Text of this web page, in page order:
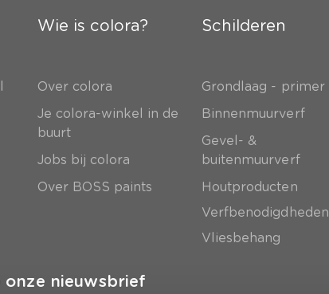
Wie is colora?
Over colora
Je colora-winkel in de
buurt
Jobs bij colora
Over BOSS paints
Schilderen
Grondlaag - primer
Binnenmuurverf
Gevel- &
buitenmuurverf
Houtproducten
Verfbenodigdheden
Vliesbehang
nieuwsbrief